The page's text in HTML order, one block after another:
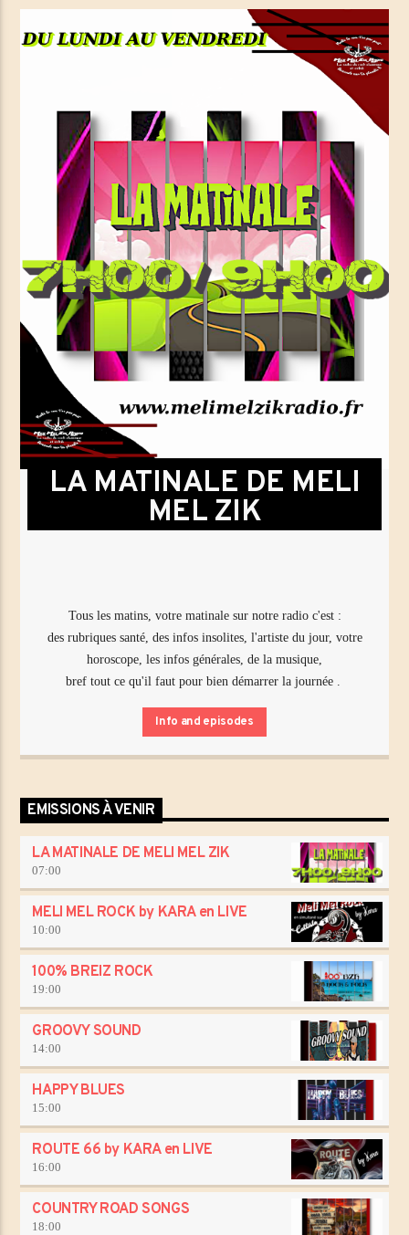
LA MATINALE DE MELI
MEL ZIK
Tous les matins, votre matinale sur notre radio c'est :
des rubriques santé, des infos insolites, l'artiste du jour, votre
horoscope, les infos générales, de la musique,
bref tout ce qu'il faut pour bien démarrer la journée .
Info and episodes
EMISSIONS À VENIR
LA MATINALE DE MELI MEL ZIK
07:00
MELI MEL ROCK by KARA en LIVE
10:00
100% BREIZ ROCK
19:00
GROOVY SOUND
14:00
HAPPY BLUES
15:00
ROUTE 66 by KARA en LIVE
16:00
COUNTRY ROAD SONGS
18:00